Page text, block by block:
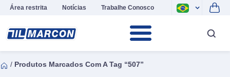
Área restrita Notícias Trabalhe Conosco
/ Produtos Marcados Com A Tag “507”